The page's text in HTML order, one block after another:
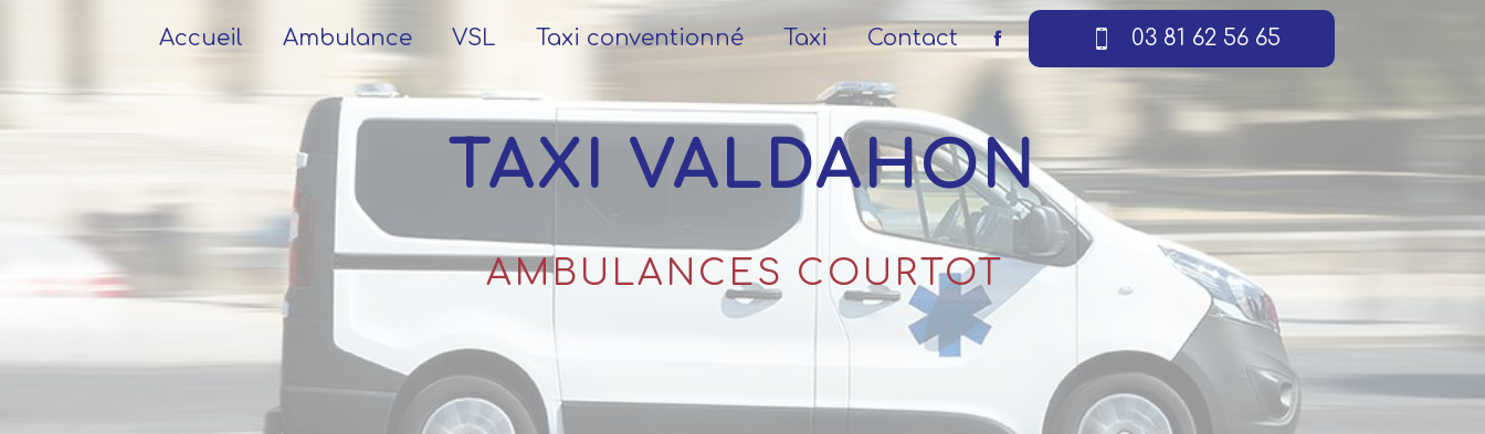
Accueil Ambulance VSL Taxi conventionné Taxi Contact 03 81 62 56 65
TAXI VALDAHON
AMBULANCES COURTOT